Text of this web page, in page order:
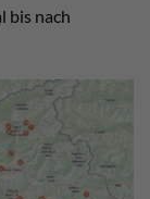
bis nach